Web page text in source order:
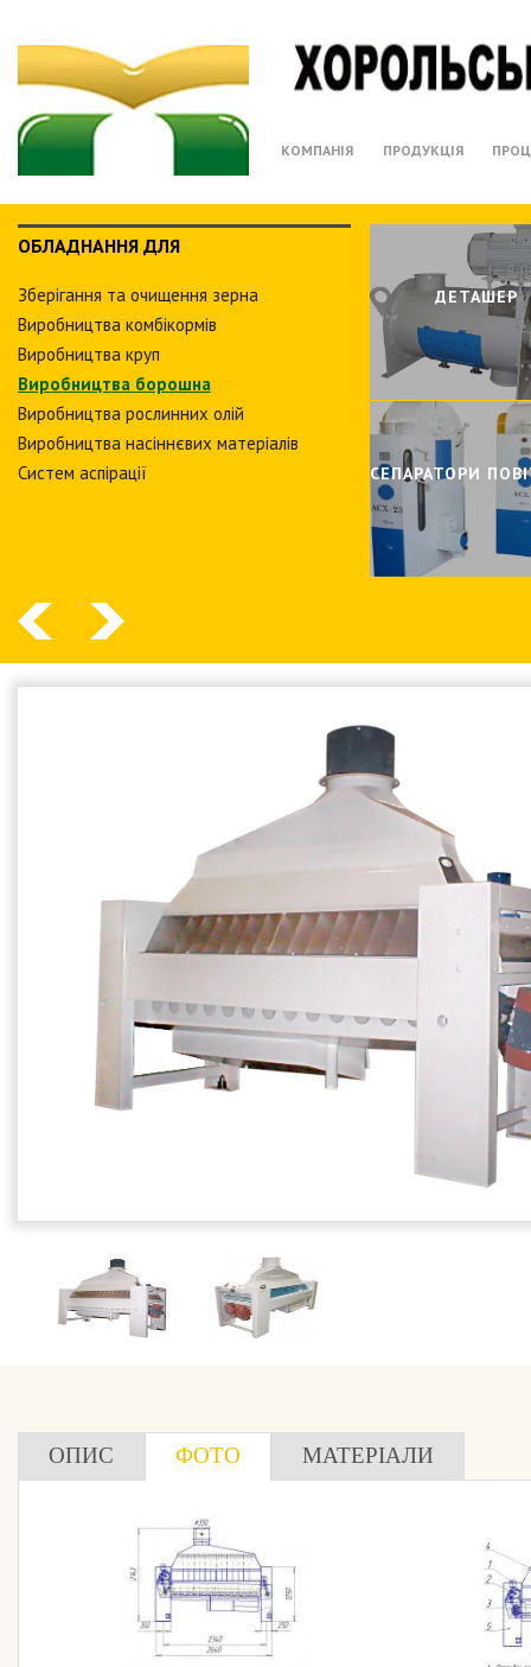
КОМПАНІЯ ПРОДУКЦІЯ
ОБЛАДНАННЯ ДЛЯ
Зберiгання та очищення зерна
Виробництва комбiкормiв
Виробництва круп
Виробництва борошна
Виробництва рослинних олiй
Виробництва насіннєвих матеріалів
Систем аспiрацiї
ДЕТАШЕР
СЕПАРАТОРИ
ОПИС ФОТО МАТЕРІАЛИ